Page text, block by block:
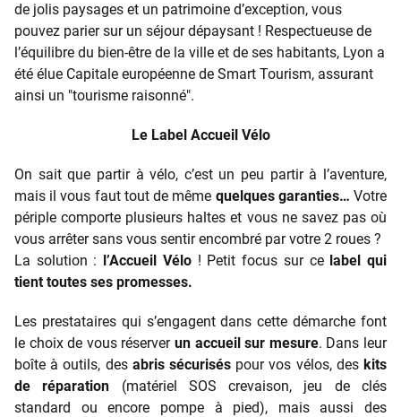
de jolis paysages et un patrimoine d’exception, vous
pouvez parier sur un séjour dépaysant ! Respectueuse de
l’équilibre du bien-être de la ville et de ses habitants, Lyon a
été élue Capitale européenne de Smart Tourism, assurant
ainsi un "tourisme raisonné".
Le Label Accueil Vélo
On sait que partir à vélo, c’est un peu partir à l’aventure,
mais il vous faut tout de même quelques garanties…Votre
périple comporte plusieurs haltes et vous ne savez pas où
vous arrêter sans vous sentir encombré par votre 2 roues ?
La solution : l’Accueil Vélo! Petit focus sur celabel qui
tient toutes ses promesses.
Les prestataires qui s’engagent dans cette démarche font
le choix de vous réserver un accueil sur mesure. Dans leur
boîte à outils, des abris sécurisés pour vos vélos, deskits
de réparation (matériel SOS crevaison, jeu de clés
standard ou encore pompe à pied), mais aussi des